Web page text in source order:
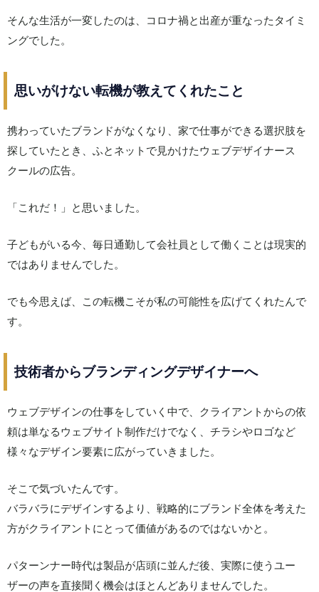
そんな生活が一変したのは、コロナ禍と出産が重なったタイミ
ングでした。
思いがけない転機が教えてくれたこと
携わっていたブランドがなくなり、家で仕事ができる選択肢を
探していたとき、ふとネットで見かけたウェブデザイナース
クールの広告。
「これだ！」と思いました。
子どもがいる今、毎日通勤して会社員として働くことは現実的
ではありませんでした。
でも今思えば、この転機こそが私の可能性を広げてくれたんで
す。
技術者からブランディングデザイナーへ
ウェブデザインの仕事をしていく中で、クライアントからの依
頼は単なるウェブサイト制作だけでなく、チラシやロゴなど
様々なデザイン要素に広がっていきました。
そこで気づいたんです。
バラバラにデザインするより、戦略的にブランド全体を考えた
方がクライアントにとって価値があるのではないかと。
パターンナー時代は製品が店頭に並んだ後、実際に使うユー
ザーの声を直接聞く機会はほとんどありませんでした。